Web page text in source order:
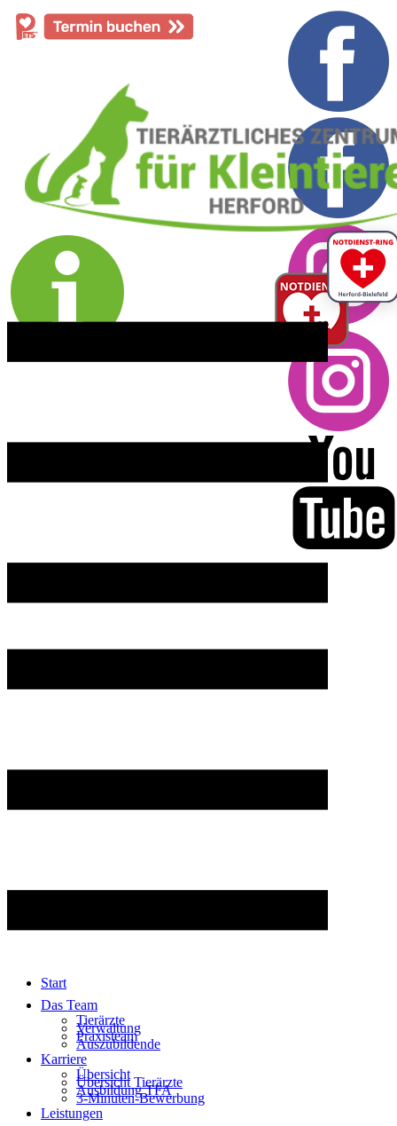
Start
Das Team
Tierärzte
Verwaltung
Praxisteam
Auszubildende
Karriere
Übersicht
Übersicht Tierärzte
Ausbildung TFA
3-Minuten-Bewerbung
Leistungen